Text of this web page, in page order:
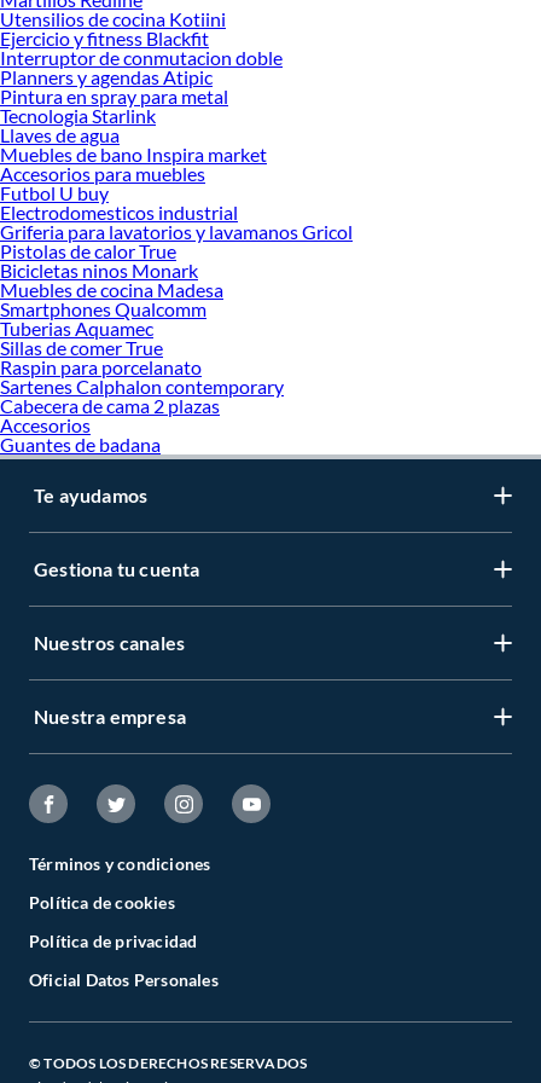
Hacha
Kit de jardinería
Rastrillo de jardineria
Tijera de podar
Barretas
Jardín y terraza
Jardín
Maquinaria de jardín
Parrilla
Piscina
Terrazas
Utensilios de cocina Kotiini
Ejercicio y fitness Blackfit
Interruptor de conmutacion doble
Planners y agendas Atipic
Pintura en spray para metal
Tecnologia Starlink
Llaves de agua
Muebles de bano Inspira market
Accesorios para muebles
Futbol U buy
Electrodomesticos industrial
Griferia para lavatorios y lavamanos Gricol
Pistolas de calor True
Bicicletas ninos Monark
Muebles de cocina Madesa
Smartphones Qualcomm
Tuberias Aquamec
Sillas de comer True
Raspin para porcelanato
Sartenes Calphalon contemporary
Cabecera de cama 2 plazas
Accesorios
Guantes de badana
Te ayudamos
Gestiona tu cuenta
Nuestros canales
Nuestra empresa
Términos y condiciones
Política de cookies
Política de privacidad
Oficial Datos Personales
© TODOS LOS DERECHOS RESERVADOS